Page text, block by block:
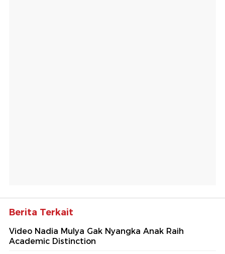
Berita Terkait
Video Nadia Mulya Gak Nyangka Anak Raih
Academic Distinction